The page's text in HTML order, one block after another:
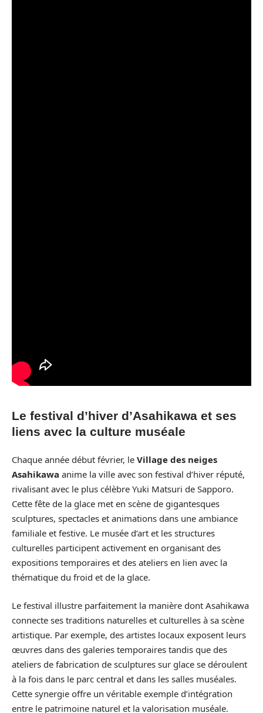
Le festival d’hiver d’Asahikawa et ses
liens avec la culture muséale
Chaque année début février, le Village des neiges
Asahikawa anime la ville avec son festival d’hiver réputé,
rivalisant avec le plus célèbre Yuki Matsuri de Sapporo.
Cette fête de la glace met en scène de gigantesques
sculptures, spectacles et animations dans une ambiance
familiale et festive. Le musée d’art et les structures
culturelles participent activement en organisant des
expositions temporaires et des ateliers en lien avec la
thématique du froid et de la glace.
Le festival illustre parfaitement la manière dont Asahikawa
connecte ses traditions naturelles et culturelles à sa scène
artistique. Par exemple, des artistes locaux exposent leurs
œuvres dans des galeries temporaires tandis que des
ateliers de fabrication de sculptures sur glace se déroulent
à la fois dans le parc central et dans les salles muséales.
Cette synergie offre un véritable exemple d’intégration
entre le patrimoine naturel et la valorisation muséale.